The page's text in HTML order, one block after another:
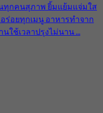
ทุกคนสุภาพ ยิ้มแย้มแจ่มใส
ร่อยทุกเมนู อาหารทำจาก
ใช้เวลาปรุงไม่นาน ...